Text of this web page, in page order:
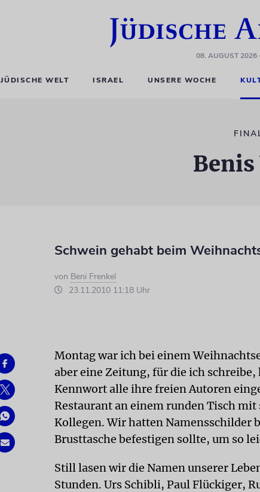
08. AUGUST 2026
JÜDISCHE WELT ISRAEL UNSERE WOCHE
Schwein gehabt beim
von Beni Frenkel
23.11.2010 11:18 Uhr
Montag war ich bei einem
aber eine Zeitung, für die ich
Kennwort alle ihre freien Autoren
Restaurant an einem runden Tisch
Kollegen. Wir hatten Namensschilder
Brusttasche befestigen sollte, um so
Still lasen wir die Namen unserer
Stunden. Urs Schibli, Paul Flückiger,